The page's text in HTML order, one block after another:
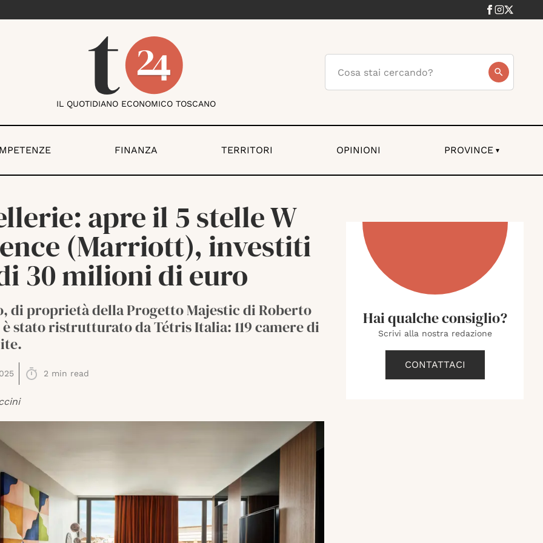
IL QUOTIDIANO ECONOMICO TOSCANO
FINANZA TERRITORI OPINIONI PROVINCE ▾
apre il 5 stelle W
(Marriott), investiti
30 milioni di euro
di proprietà della Progetto Majestic di Roberto
stato ristrutturato da Tétris Italia: 119 camere di
2 min read
Hai qualche consiglio?
Scrivi alla nostra redazione
CONTATTACI